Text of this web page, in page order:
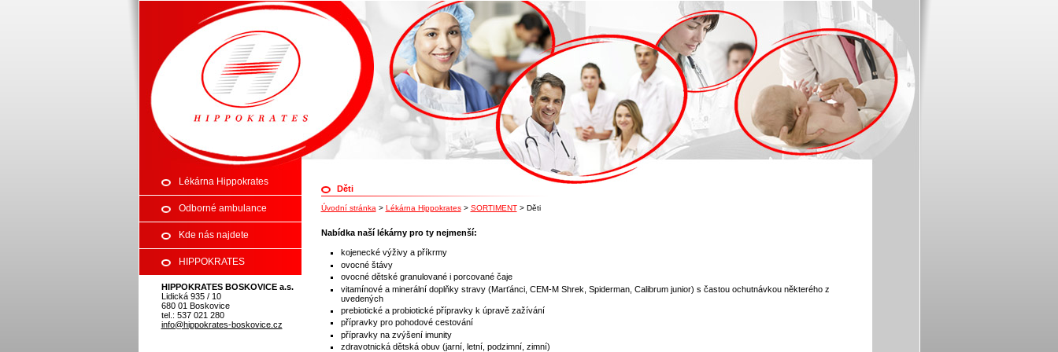
Děti
Úvodní stránka > Lékárna Hippokrates > SORTIMENT >Děti
Nabídka naší lékárny pro ty nejmenší:
kojenecké výživy a příkrmy
ovocné štávy
ovocné dětské granulované i porcované čaje
vitamínové a minerální doplňky stravy (Marťánci, CEM-M Shrek, Spiderman, Calibrum junior) s častou ochutnávkou některého z
uvedených
prebiotické a probiotické přípravky k úpravě zažívání
přípravky pro pohodové cestování
přípravky na zvýšení imunity
zdravotnická dětská obuv (jarní, letní, podzimní, zimní)
Lékárna Hippokrates
Odborné ambulance
Kde nás najdete
HIPPOKRATES
BOSKOVICE a.s.
HIPPOKRATES BOSKOVICE a.s.
Lidická 935 / 10
680 01 Boskovice
tel.: 537 021 280
info@hippokrates-boskovice.cz
Zdravotní středisko Hippokrates Boskovice a.s.